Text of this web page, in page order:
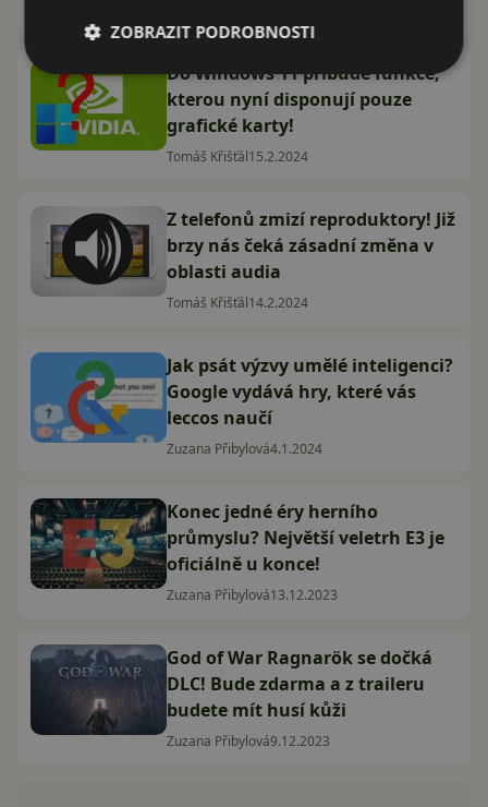
Do Windows 11 přibude funkce,
kterou nyní disponují pouze
grafické karty!
Tomáš Křišťál15.2.2024
Z telefonů zmizí reproduktory! Již
brzy nás čeká zásadní změna v
oblasti audia
Tomáš Křišťál14.2.2024
Jak psát výzvy umělé inteligenci?
Google vydává hry, které vás
leccos naučí
Zuzana Přibylová4.1.2024
Konec jedné éry herního
průmyslu? Největší veletrh E3 je
oficiálně u konce!
Zuzana Přibylová13.12.2023
God of War Ragnarök se dočká
DLC! Bude zdarma a z traileru
budete mít husí kůži
Zuzana Přibylová9.12.2023
ZOBRAZIT PODROBNOSTI